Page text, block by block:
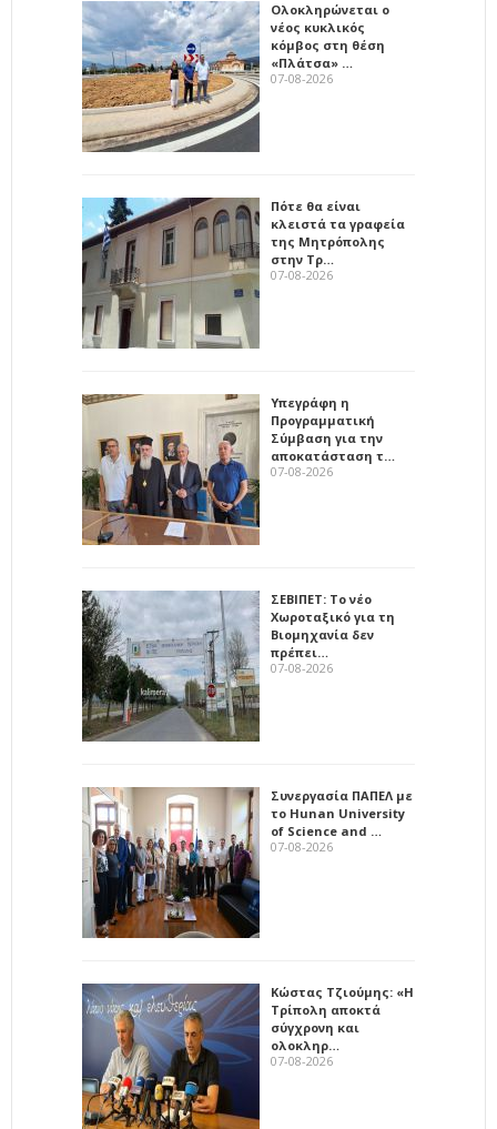
Ολοκληρώνεται ο
νέος κυκλικός
κόμβος στη θέση
«Πλάτσα» …
07-08-2026
Πότε θα είναι
κλειστά τα γραφεία
της Μητρόπολης
στην Τρ…
07-08-2026
Υπεγράφη η
Προγραμματική
Σύμβαση για την
αποκατάσταση τ…
07-08-2026
ΣΕΒΙΠΕΤ: Το νέο
Χωροταξικό για τη
Βιομηχανία δεν
πρέπει…
07-08-2026
Συνεργασία ΠΑΠΕΛ με
το Hunan University
of Science and …
07-08-2026
Κώστας Τζιούμης: «Η
Τρίπολη αποκτά
σύγχρονη και
ολοκληρ…
07-08-2026